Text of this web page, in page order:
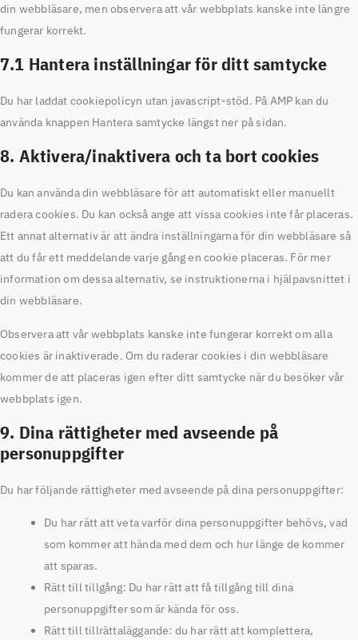
din webbläsare, men observera att vår webbplats kanske inte längre
fungerar korrekt.
7.1 Hantera inställningar för ditt samtycke
Du har laddat cookiepolicyn utan javascript-stöd. På AMP kan du
använda knappen Hantera samtycke längst ner på sidan.
8. Aktivera/inaktivera och ta bort cookies
Du kan använda din webbläsare för att automatiskt eller manuellt
radera cookies. Du kan också ange att vissa cookies inte får placeras.
Ett annat alternativ är att ändra inställningarna för din webbläsare så
att du får ett meddelande varje gång en cookie placeras. För mer
information om dessa alternativ, se instruktionerna i hjälpavsnittet i
din webbläsare.
Observera att vår webbplats kanske inte fungerar korrekt om alla
cookies är inaktiverade. Om du raderar cookies i din webbläsare
kommer de att placeras igen efter ditt samtycke när du besöker vår
webbplats igen.
9. Dina rättigheter med avseende på
personuppgifter
Du har följande rättigheter med avseende på dina personuppgifter:
Du har rätt att veta varför dina personuppgifter behövs, vad
som kommer att hända med dem och hur länge de kommer
att sparas.
Rätt till tillgång: Du har rätt att få tillgång till dina
personuppgifter som är kända för oss.
Rätt till tillrättaläggande: du har rätt att komplettera,